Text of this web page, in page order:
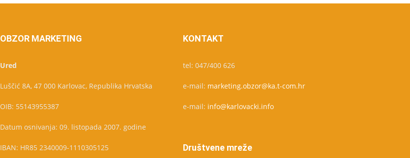
OBZOR MARKETING
Ured
Luščić 8A, 47 000 Karlovac, Republika Hrvatska
OIB: 55143955387
Datum osnivanja: 09. listopada 2007. godine
IBAN: HR85 2340009-1110305125
KONTAKT
tel: 047/400 626
e-mail: marketing.obzor@ka.t-com.hr
e-mail: info@karlovacki.info
Društvene mreže